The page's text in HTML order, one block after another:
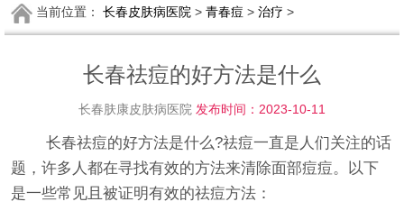
当前位置： 长春皮肤病医院> 青春痘 > 治疗 >
长春祛痘的好方法是什么
长春肤康皮肤病医院 发布时间：2023-10-11
长春祛痘的好方法是什么?祛痘一直是人们关注的话
题，许多人都在寻找有效的方法来清除面部痘痘。以下
是一些常见且被证明有效的祛痘方法：